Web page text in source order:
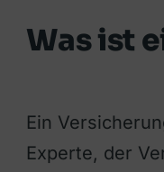
Was ist
Ein
Experte, der